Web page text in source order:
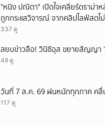
"หนิง ปณิตา" เปิดใจเคลียร์ดราม่า
ถูกกระแสวิจารณ์ จากคลิปไลฟ์สดไ
หน้าเหมือนพ่อ
337 ดู
สยบข่าวลือ! วินิซิอุส ขยายสัญญา
49 ดู
วันที่ 7 ส.ค. 69 ฝนหนักทุกภาค คลื่
117 ดู